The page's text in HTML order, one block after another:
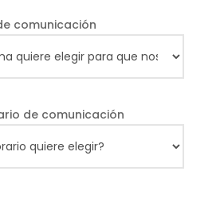
comunicación
de comunicación